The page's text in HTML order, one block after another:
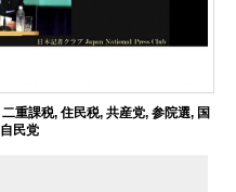
二重課税, 住民税, 共産党, 参院選, 国
自民党